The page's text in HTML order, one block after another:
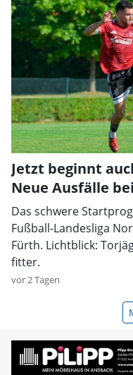
Jetzt beginnt
Neue Ausfälle
Das schwere
Fußball-Landesliga
Fürth. Lichtblick:
fitter.
vor 2 Tagen